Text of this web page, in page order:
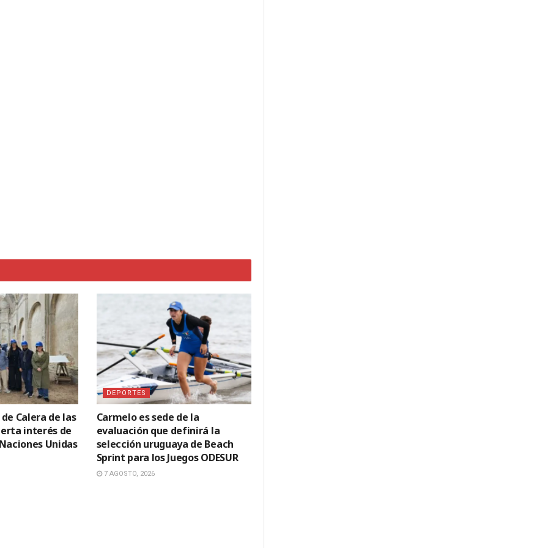
Calera de las
interés de
Unidas
DEPORTES
Carmelo es sede de la
evaluación que definirá la
selección uruguaya de Beach
Sprint para los Juegos ODESUR
7 AGOSTO, 2026